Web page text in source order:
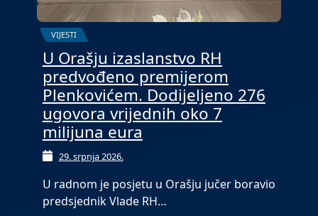
VIJESTI
U Orašju izaslanstvo RH
predvođeno premijerom
Plenkovićem. Dodijeljeno 276
ugovora vrijednih oko 7
milijuna eura
29. srpnja 2026.
U radnom je posjetu u Orašju jučer boravio
predsjednik Vlade RH…